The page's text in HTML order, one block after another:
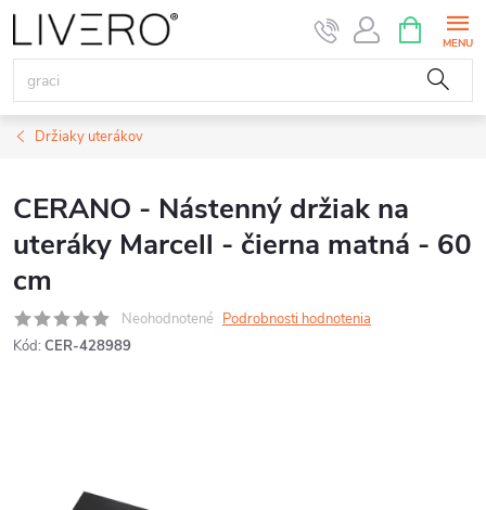
Prejsť
na
obsah
KOŠÍK
Držiaky uterákov
CERANO - Nástenný držiak na
uteráky Marcell - čierna matná - 60
cm
Neohodnotené Podrobnosti hodnotenia
Kód: CER-428989